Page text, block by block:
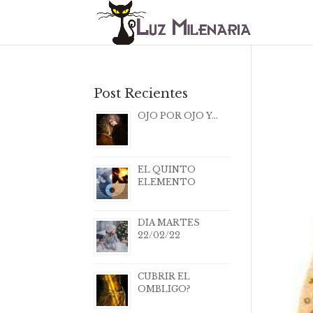
Post Recientes
OJO POR OJO Y…
EL QUINTO
ELEMENTO
DIA MARTES
22/02/22
CUBRIR EL
OMBLIGO?